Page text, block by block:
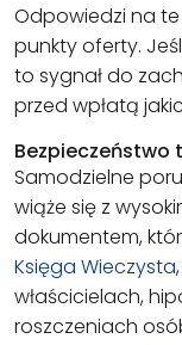
Odpowiedzi na
punkty oferty.
to sygnał do
przed wpłatą
Bezpieczeństwo
Samodzielne
wiąże się z
dokumentem,
Księga Wieczysta
właścicielach,
roszczeniach